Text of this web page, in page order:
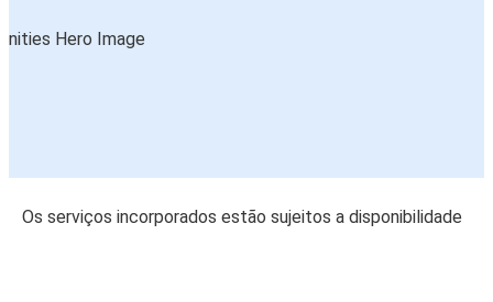
Os serviços incorporados estão sujeitos a disponibilidade